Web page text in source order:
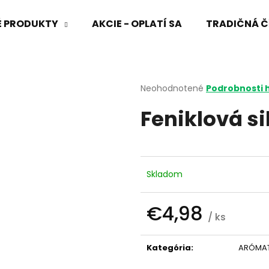
PRODUKTY AKCIE - OPLATÍ SA TRADIČNÁ
Priemerné
produktu
je
5
hviezdičiek.
Neohodnotené Podrobnosti
Feniklová
Skladom
€4,98 / ks
cena:
Kategória:
HĽADAŤ